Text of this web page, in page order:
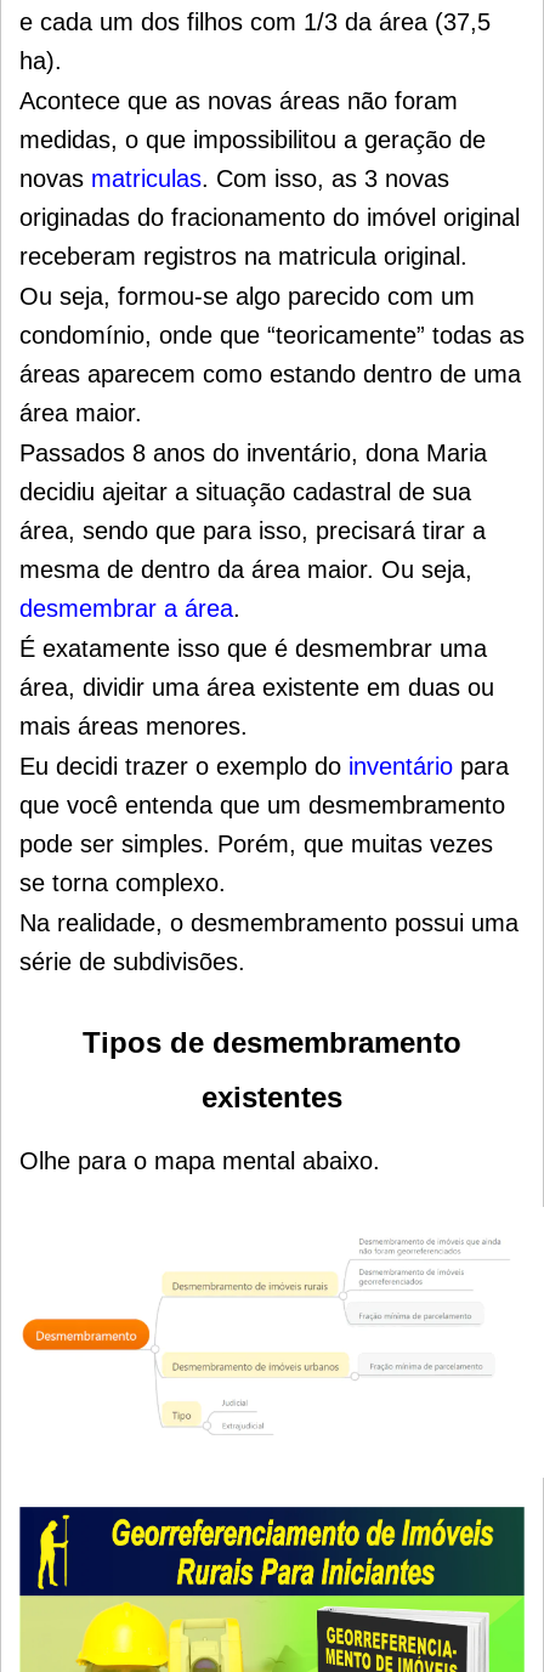
e cada um dos filhos com 1/3 da área (37,5
ha).
Acontece que as novas áreas não foram
medidas, o que impossibilitou a geração de
novas matriculas. Com isso, as 3 novas
originadas do fracionamento do imóvel original
receberam registros na matricula original.
Ou seja, formou-se algo parecido com um
condomínio, onde que “teoricamente” todas as
áreas aparecem como estando dentro de uma
área maior.
Passados 8 anos do inventário, dona Maria
decidiu ajeitar a situação cadastral de sua
área, sendo que para isso, precisará tirar a
mesma de dentro da área maior. Ou seja,
desmembrar a área.
É exatamente isso que é desmembrar uma
área, dividir uma área existente em duas ou
mais áreas menores.
Eu decidi trazer o exemplo do inventário para
que você entenda que um desmembramento
pode ser simples. Porém, que muitas vezes
se torna complexo.
Na realidade, o desmembramento possui uma
série de subdivisões.
Tipos de desmembramento
existentes
Olhe para o mapa mental abaixo.